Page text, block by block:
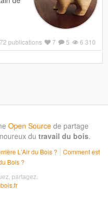
6 310
5
7
publications
Open Source de partage
du travail du bois.
L'Air du Bois ?
Comment est
Bois ?
partagez.